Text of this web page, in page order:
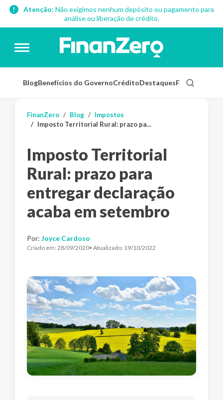
Atenção: Não exigimos nenhum depósito ou pagamento para
análise ou liberação de crédito.
BlogBenefícios do GovernoCréditoDestaquesFinanças
FinanZero Blog
Impostos
Imposto Territorial Rural: prazo para entregar declaração acaba em setembro
Imposto Territorial
Rural: prazo para
entregar declaração
acaba em setembro
Por: Joyce Cardoso
Criado em: 28/09/2020• Atualizado: 19/10/2022